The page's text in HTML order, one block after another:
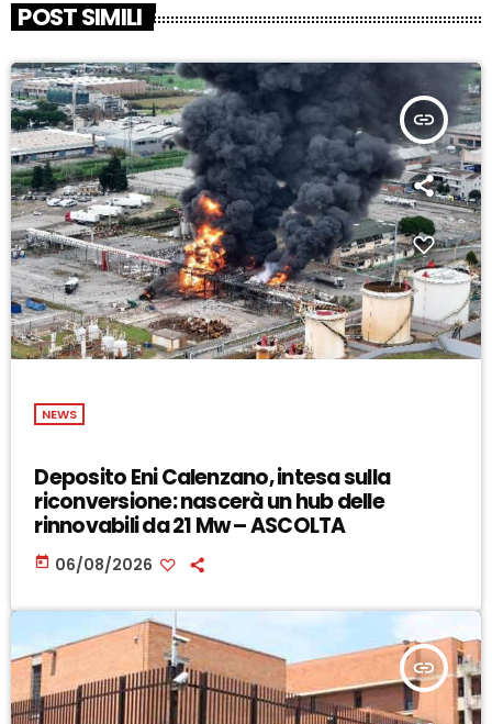
POST SIMILI
insert_link
NEWS
Deposito Eni Calenzano, intesa sulla
riconversione: nascerà un hub delle
rinnovabili da 21 Mw – ASCOLTA
today 06/08/2026
insert_link